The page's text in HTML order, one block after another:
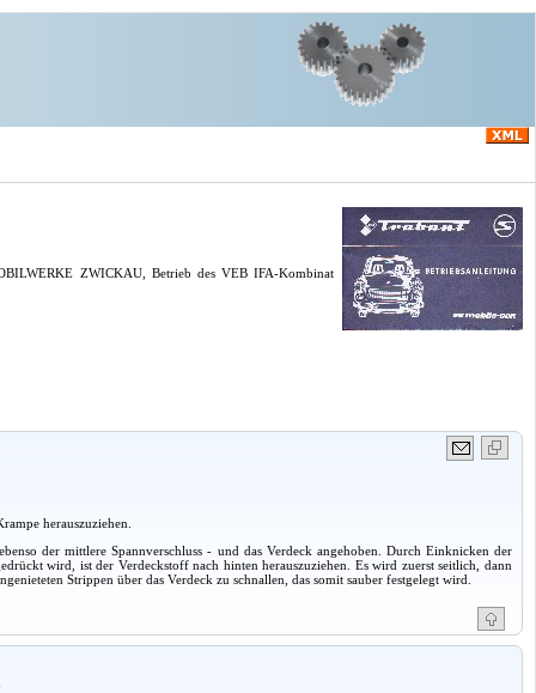
ZWICKAU, Betrieb des VEB IFA-Kombinat
herauszuziehen.
der mittlere Spannverschluss - und das Verdeck angehoben. Durch Einknicken der
wird, ist der Verdeckstoff nach hinten herauszuziehen. Es wird zuerst seitlich, dann
Strippen über das Verdeck zu schnallen, das somit sauber festgelegt wird.